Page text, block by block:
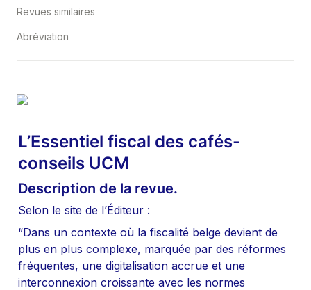
Revues similaires
Abréviation
L’Essentiel fiscal des cafés-
conseils UCM
Description de la revue.
Selon le site de l’Éditeur :
“Dans un contexte où la fiscalité belge devient de
plus en plus complexe, marquée par des réformes
fréquentes, une digitalisation accrue et une
interconnexion croissante avec les normes